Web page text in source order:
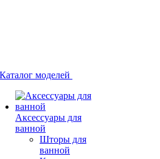
Каталог моделей
Аксессуары для
ванной
Шторы для
ванной